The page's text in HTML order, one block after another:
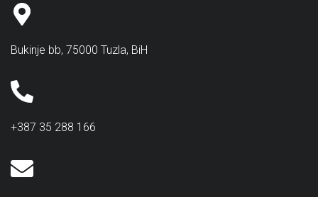
Bukinje bb, 75000 Tuzla, BiH
+387 35 288 166